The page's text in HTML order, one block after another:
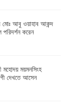
মোঃ আবু ওয়াহাব আকন্দ
করেন
মহোদয় ময়মনসিংহ
দেখতে আসেন